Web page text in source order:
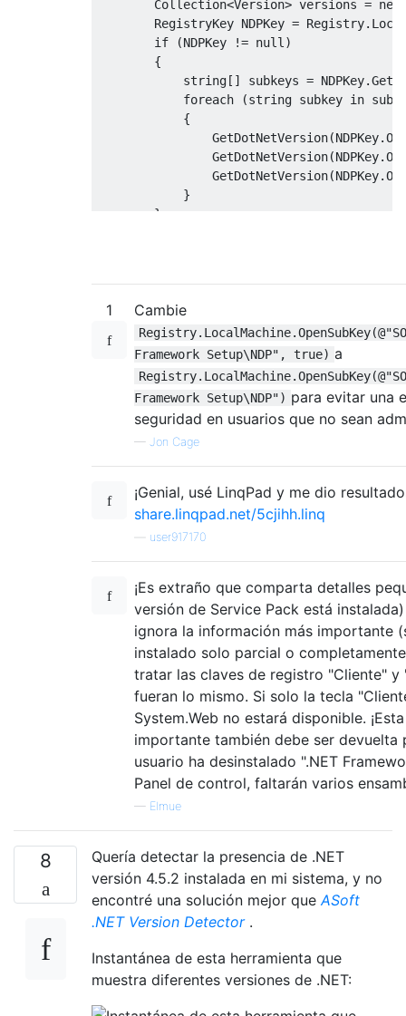
Collection<Version> versions = new
RegistryKey NDPKey = Registry.
if
(NDPKey != null )
{
string [] subkeys = NDPKey.
foreach
(string subkey in
{
GetDotNetVersion(NDPKey.
GetDotNetVersion(NDPKey.
GetDotNetVersion(NDPKey.
}
}
if
(parentKey != null)
installed
if
(installed == "1")
{
string version = Convert.
                        version
=
else
                        version
Version ver = new Version(
if (!versions. Contains(ver
                    versions
.Add(ver);
}
1 Cambie
Framework Setup\NDP", true) a
Framework Setup\NDP") para evitar una
seguridad en usuarios que no sean
— Jon Cage
¡Genial, usé LinqPad y me dio
share.linqpad.net/5cjihh.linq
user917170
¡Es extraño que comparta detalles
versión de Service Pack está
ignora la información más importante
instalado solo parcial o
tratar las claves de registro "Cliente"
fueran lo mismo. Si solo la tecla
System.Web no estará disponible.
importante también debe ser devuelta
usuario ha desinstalado ".NET
Panel de control, faltarán varios
— Elmue
8
Quería detectar la presencia de .NET
versión 4.5.2 instalada en mi sistema, y ​​no
encontré una solución mejor queASoft
.NET Version Detector.
Instantánea de esta herramienta que
muestra diferentes versiones de .NET: